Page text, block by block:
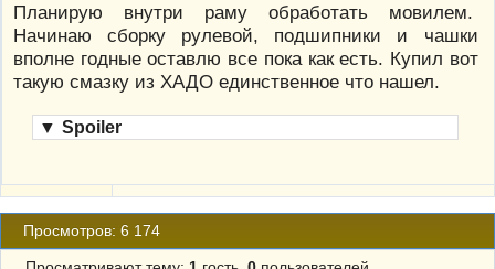
Планирую внутри раму обработать мовилем.
Начинаю сборку рулевой, подшипники и чашки
вполне годные оставлю все пока как есть. Купил вот
такую смазку из ХАДО единственное что нашел.
▼ Spoiler
Просмотров: 6 174